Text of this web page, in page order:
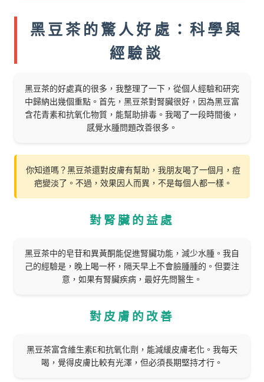
黑豆茶的驚人好處：科學與
經驗談
黑豆茶的好處真的很多，我整理了一下，從個人經驗和研究
中歸納出幾個重點。首先，黑豆茶對腎臟很好，因為黑豆富
含花青素和抗氧化物質，能幫助排毒。我喝了一段時間後，
感覺水腫問題改善很多。
你知道嗎？黑豆茶還對皮膚有幫助，我朋友喝了一個月，痘
疤變淡了。不過，效果因人而異，不是每個人都一樣。
對腎臟的益處
黑豆茶中的皂苷和異黃酮能促進腎臟功能，減少水腫。我自
己的經驗是，晚上喝一杯，隔天早上不會臉腫腫的。但要注
意，如果有腎臟疾病，最好先問醫生。
對皮膚的改善
黑豆茶富含維生素E和抗氧化劑，能減緩皮膚老化。我每天
喝，覺得皮膚比較有光澤，但必須長期堅持才行。